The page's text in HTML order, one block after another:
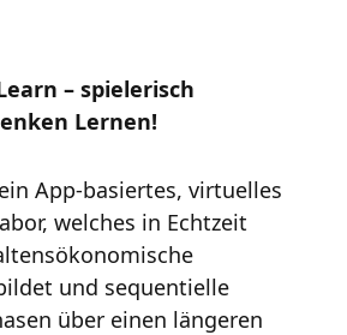
– spielerisch
Lernen!
App-basiertes, virtuelles
welches in Echtzeit
und sequentielle
über einen längeren